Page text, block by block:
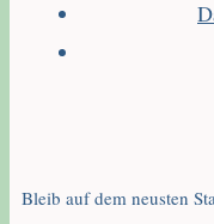
Bleib auf dem neusten